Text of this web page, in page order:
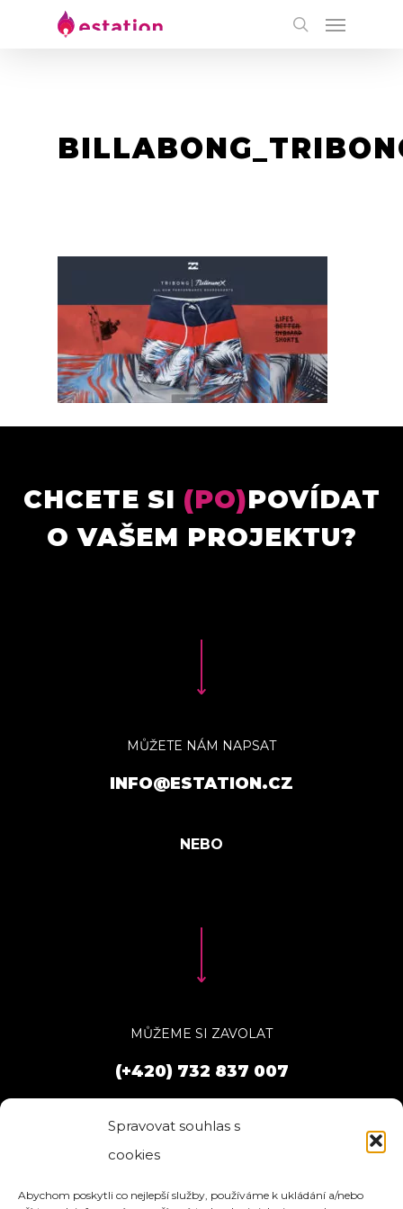
Spravovat souhlas s
cookies
Abychom poskytli co nejlepší služby, používáme k ukládání a/nebo
CHCETE SI (PO)POVÍDAT
O VAŠEM PROJEKTU?
MŮŽETE NÁM NAPSAT
INFO@ESTATION.CZ
MŮŽEME SI ZAVOLAT
(+420) 732 837 007